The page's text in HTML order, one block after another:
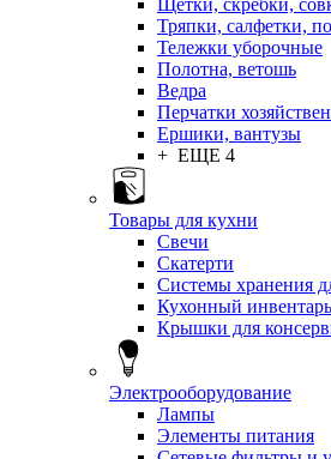
Щетки, скребки,
Тряпки, салфетки,
Тележки уборочные
Полотна, ветошь
Ведра
Перчатки
Ершики, вантузы
+ ЕЩЕ 4
Товары для кухни
Свечи
Скатерти
Системы хранения
Кухонный инвентарь
Крышки для
Электрооборудование
Лампы
Элементы питания